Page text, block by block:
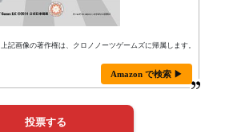
上記画像の著作権は、クロノノーツゲームズに帰属します。
Amazon で検索 ▶